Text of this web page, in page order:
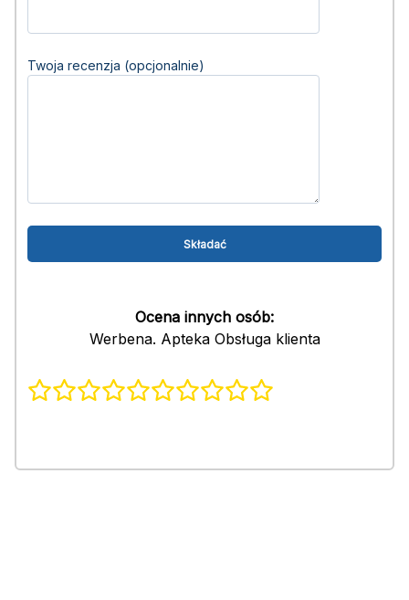
Twoja recenzja (opcjonalnie)
Ocena innych osób:
Werbena. Apteka Obsługa klienta